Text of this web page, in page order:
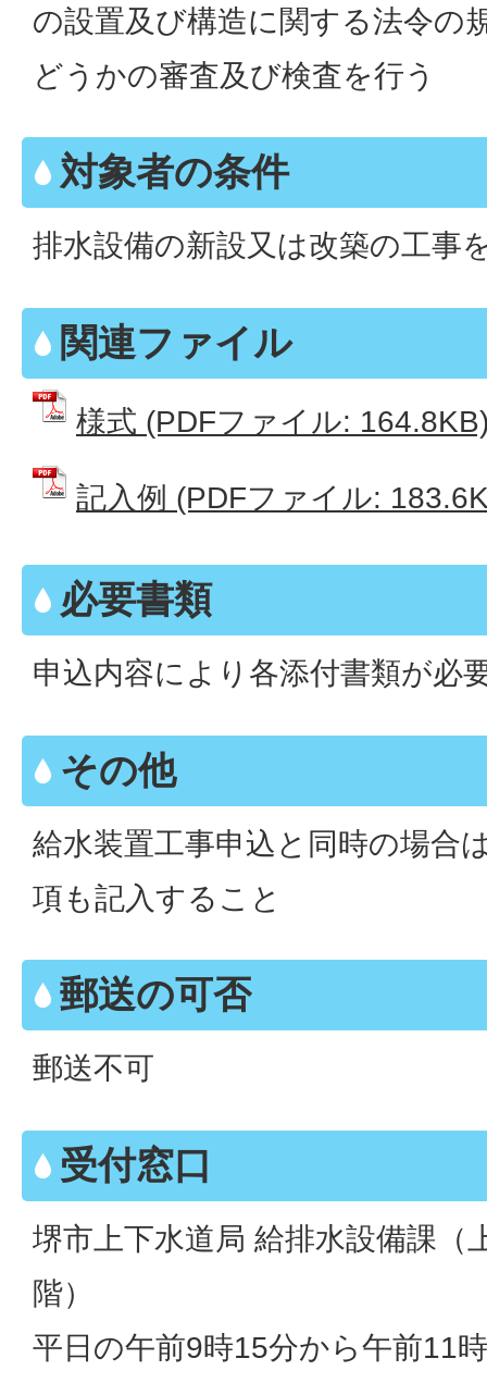
の設置及び構造に関する法令の
どうかの審査及び検査を行う
対象者の条件
排水設備の新設又は改築の工事
関連ファイル
様式 (PDFファイル:
記入例 (PDFファイル:
必要書類
申込内容により各添付書類が必
その他
給水装置工事申込と同時の場合
項も記入すること
郵送の可否
郵送不可
受付窓口
堺市上下水道局 給排水設備課（
階）
平日の午前9時15分から午前11